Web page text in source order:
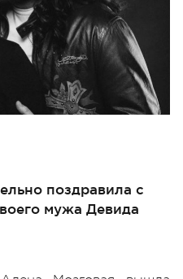
поздравила с
мужа Девида